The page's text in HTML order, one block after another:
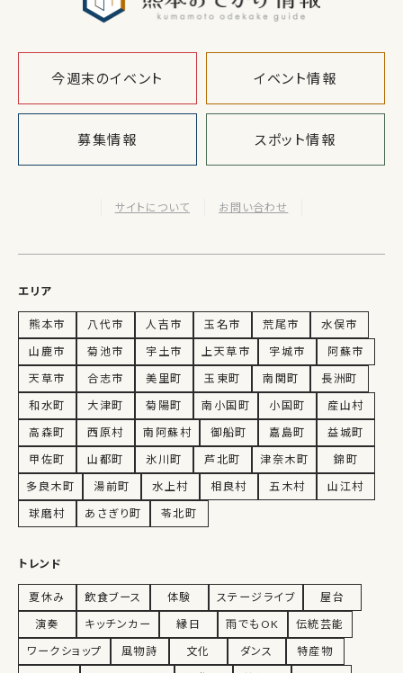
今週末のイベント イベント情報
募集情報 スポット情報
サイトについて お問い合わせ
エリア
熊本市 八代市 人吉市 玉名市 荒尾市
水俣市
山鹿市
菊池市 宇土市 上天草市 宇城市
阿蘇市
天草市
合志市 美里町 玉東町 南関町
長洲町
和水町
大津町 菊陽町 南小国町 小国町
産山村
高森町
西原村 南阿蘇村 御船町 嘉島町
益城町
甲佐町
山都町 氷川町 芦北町 津奈木町
錦町
多良木町
湯前町 水上村 相良村 五木村
山江村
球磨村
あさぎり町 苓北町
トレンド
夏休み 飲食ブース 体験 ステージライブ
屋台
演奏
キッチンカー 縁日 雨でもOK
伝統芸能
ワークショップ
風物詩 文化 ダンス
特産物